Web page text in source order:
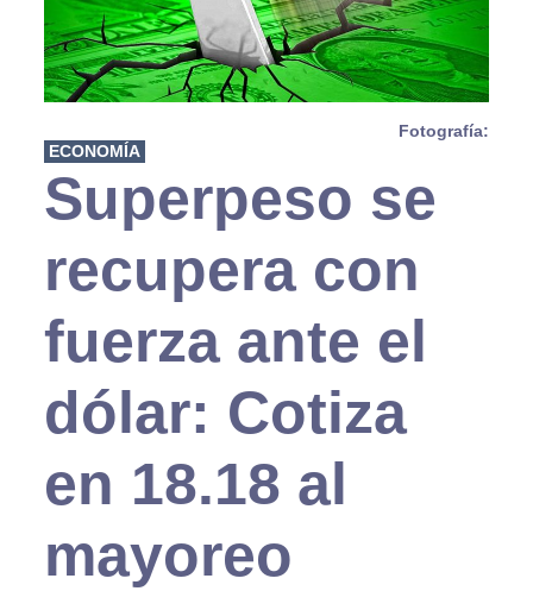
Fotografía:
ECONOMÍA
Superpeso se
recupera con
fuerza ante el
dólar: Cotiza
en 18.18 al
mayoreo